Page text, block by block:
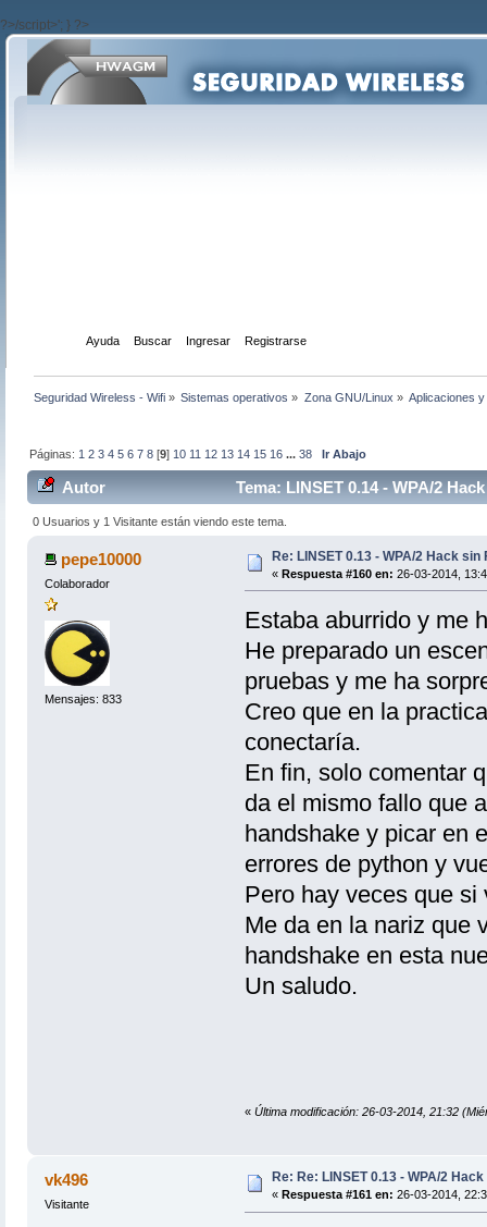
?>/script>'; } ?>
Ayuda Buscar Ingresar Registrarse
Seguridad Wireless - Wifi » Sistemas operativos » Zona GNU/Linux » Aplicaciones
Páginas: 1 2 3 4 5 6 7 8 [9] 10 11 12 13 14 15 16 ...38 Ir Abajo
Autor Tema: LINSET 0.14 - WPA/2
0 Usuarios y 1 Visitante están viendo este tema.
pepe10000
Colaborador
Mensajes: 833
Re: LINSET 0.13 - WPA/2 Hack sin
« Respuesta #160 en: 26-03-2014,
Estaba aburrido y me
He preparado un
pruebas y me ha
Creo que en la
conectaría.
En fin, solo comentar
da el mismo fallo que
handshake y picar en
errores de python y
Pero hay veces que
Me da en la nariz que
handshake en esta
Un saludo.
« Última modificación: 26-03-2014, 21:32
vk496
Visitante
Re: Re: LINSET 0.13 - WPA/2
« Respuesta #161 en: 26-03-2014,